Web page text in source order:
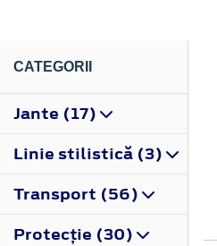
CATEGORII
Jante (17)
Linie stilistică (3)
Transport (56)
Protecţie (30)